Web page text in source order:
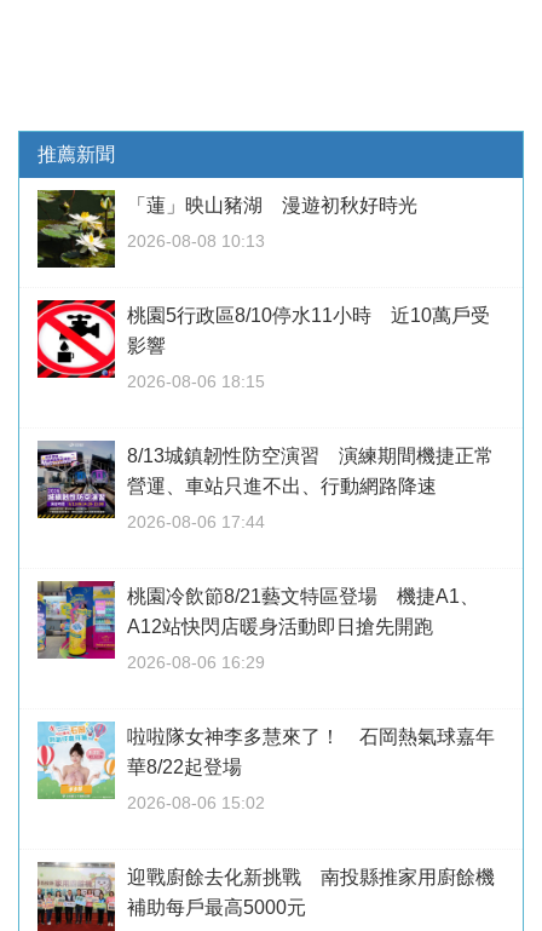
推薦新聞
「蓮」映山豬湖 漫遊初秋好時光
2026-08-08 10:13
桃園5行政區8/10停水11小時 近10萬戶受
影響
2026-08-06 18:15
8/13城鎮韌性防空演習 演練期間機捷正常
營運、車站只進不出、行動網路降速
2026-08-06 17:44
桃園冷飲節8/21藝文特區登場 機捷A1、
A12站快閃店暖身活動即日搶先開跑
2026-08-06 16:29
啦啦隊女神李多慧來了！ 石岡熱氣球嘉年
華8/22起登場
2026-08-06 15:02
迎戰廚餘去化新挑戰 南投縣推家用廚餘機
補助每戶最高5000元